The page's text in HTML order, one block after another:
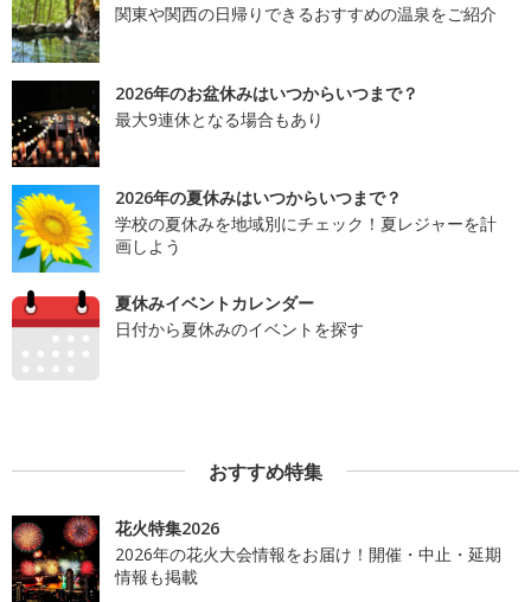
関東や関西の日帰りできるおすすめの温泉をご紹介
2026年のお盆休みはいつからいつまで？
最大9連休となる場合もあり
2026年の夏休みはいつからいつまで？
学校の夏休みを地域別にチェック！夏レジャーを計
画しよう
夏休みイベントカレンダー
日付から夏休みのイベントを探す
おすすめ特集
花火特集2026
2026年の花火大会情報をお届け！開催・中止・延期
情報も掲載